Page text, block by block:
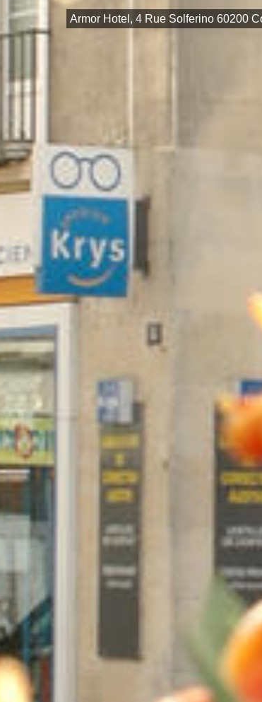
Armor Hotel, 4 Rue Solferino 60200